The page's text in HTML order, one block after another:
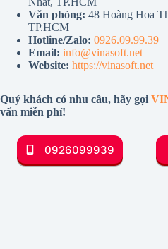
Văn phòng: 48 Hoàng Hoa
TP.HCM
Hotline/Zalo: 0926.09.99.39
Email: info@vinasoft.net
Website: https://vinasoft.net
Quý khách có nhu cầu, hãy gọi
vấn miễn phí!
0926099939